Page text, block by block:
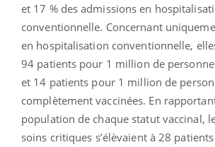
et 17 % des admissions en
conventionnelle. Concernant
en hospitalisation conventionnelle,
94 patients pour 1 million de
et 14 patients pour 1 million de
complètement vaccinées. En
population de chaque statut vaccinal,
soins critiques s’élèvaient à 28